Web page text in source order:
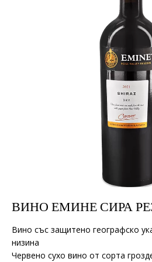
ВИНО ЕМИНЕ СИРА
Вино със защитено географско
низина
Червено сухо вино от сорта